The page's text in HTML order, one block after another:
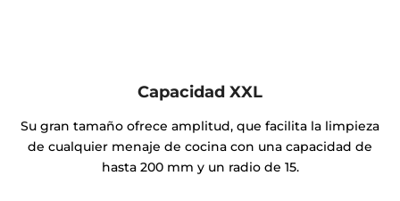
Capacidad XXL
Su gran tamaño ofrece amplitud, que facilita la limpieza
de cualquier menaje de cocina con una capacidad de
hasta 200 mm y un radio de 15.